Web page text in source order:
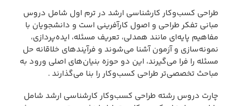
طراحی کسب‌وکار کارشناسی ارشد در ترم اول شامل دروس
مبانی تفکر طراحی و اصول کارآفرینی است و دانشجویان با
مفاهیم پایه‌ای مانند همدلی، تعریف مسئله، ایده‌پردازی،
نمونه‌سازی و آزمون آشنا می‌شوند و فرآیندهای خلاقانه حل
مسئله را فرا می‌گیرند، این دو حوزه بنیان‌های اصلی ورود به
مباحث تخصصی‌تر طراحی کسب‌وکار را بنا می‌گذارند .
چارت دروس رشته طراحی کسب‌وکار کارشناسی ارشد شامل